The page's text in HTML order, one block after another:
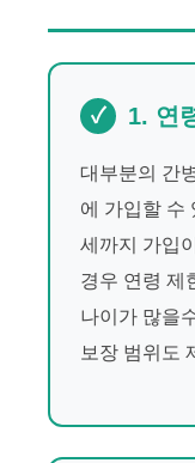
1. 연
대부분의 간
에 가입할 수
세까지 가입
경우 연령 제
나이가 많을
보장 범위도